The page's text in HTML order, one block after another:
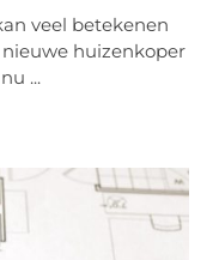
veel betekenen
huizenkoper
...